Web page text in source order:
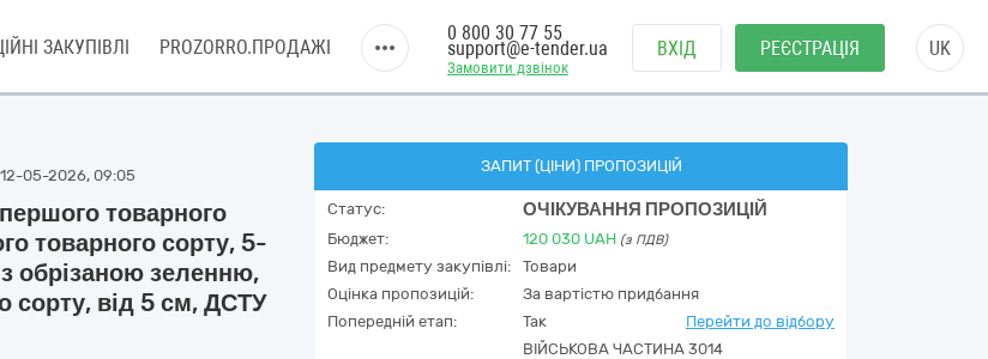
ЗАКУПІВЛІ PROZORRO.ПРОДАЖІ
Замовити дзвінок
0 800 30 77 55
support@e-tender.ua ВХІД РЕЄСТРАЦІЯ UK
05-2026, 09:05
товарного
товарного сорту, 5-
обрізаною зеленню,
сорту, від 5 см, ДСТУ
ЗАПИТ (ЦІНИ) ПРОПОЗИЦІЙ
Статус: ОЧІКУВАННЯ ПРОПОЗИЦІЙ
Бюджет: 120 030 UAH (з ПДВ)
Вид предмету закупівлі:
Товари
Оцінка пропозицій:
За вартістю придбання
Попередній етап:
Так Перейти до відбору
ВІЙСЬКОВА ЧАСТИНА 3014